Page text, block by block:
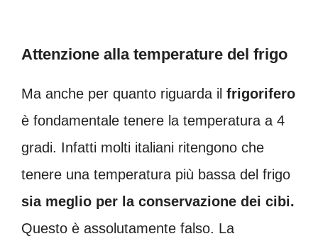
Attenzione alla temperature del frigo
Ma anche per quanto riguarda il frigorifero
è fondamentale tenere la temperatura a 4
gradi. Infatti molti italiani ritengono che
tenere una temperatura più bassa del frigo
sia meglio per la conservazione dei cibi.
Questo è assolutamente falso. La